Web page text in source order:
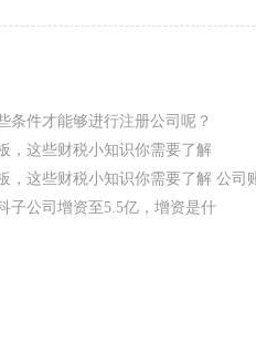
条件才能够进行注册公司呢？
，这些财税小知识你需要了解
，这些财税小知识你需要了解 公司
子公司增资至5.5亿，增资是什